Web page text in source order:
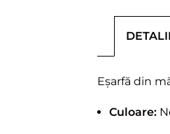
Eșarfă din
Culoare: